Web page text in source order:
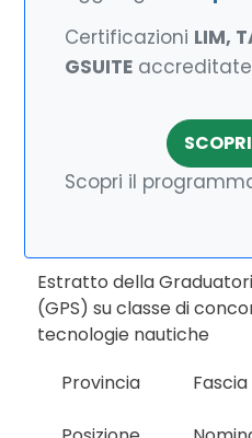
Certificazioni LIM,
GSUITE accreditate
Scopri il
Estratto della
(GPS) su classe di
tecnologie nautiche
Provincia
Fascia